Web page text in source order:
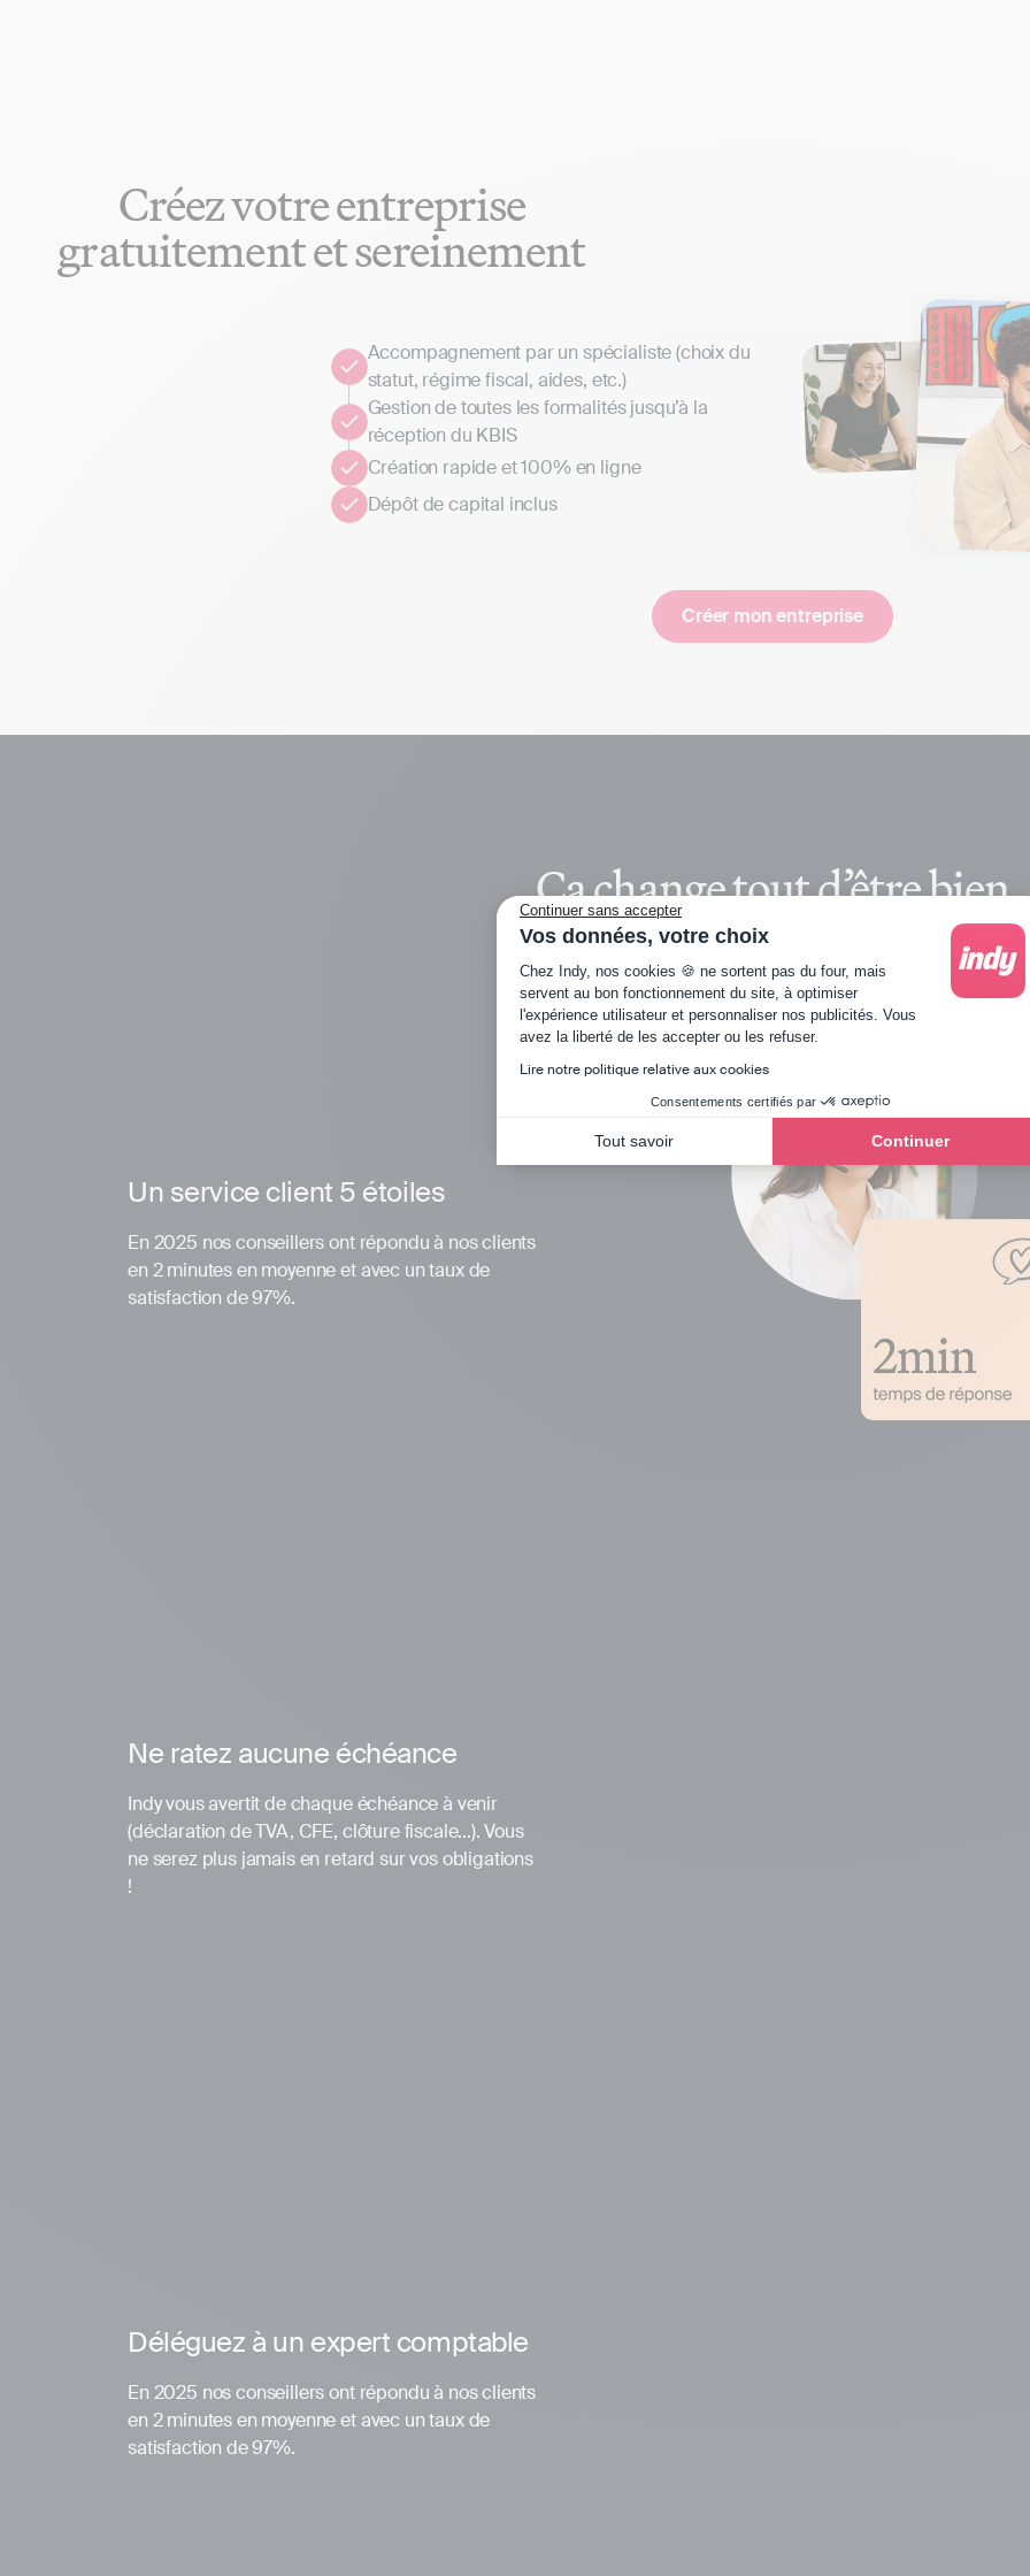
Continuer sans accepter
Vos données, votre choix
Plateforme de Gestion du Consentement :
Chez Indy, nos cookies 🍪 ne sortent pas du four, mais
servent au bon fonctionnement du site, à optimiser
l'expérience utilisateur et personnaliser nos publicités. Vous
avez la liberté de les accepter ou les refuser.
Lire notre politique relative aux cookies
Consentements certifiés par
Tout savoir Continuer
Axeptio consent
Créez votre entreprise
gratuitement et sereinement
Accompagnement par un spécialiste (choix du
statut, régime fiscal, aides, etc.)
Gestion de toutes les formalités jusqu’à la
réception du KBIS
Création rapide et 100% en ligne
Dépôt de capital inclus
Créer mon entreprise
Ça change tout d’être bien
accompagné
Un service client 5 étoiles
En 2025 nos conseillers ont répondu à nos clients
en 2 minutes en moyenne et avec un taux de
satisfaction de 97%.
Ne ratez aucune échéance
Indy vous avertit de chaque échéance à venir
(déclaration de TVA, CFE, clôture fiscale...). Vous
ne serez plus jamais en retard sur vos obligations
!
Déléguez à un expert comptable
En 2025 nos conseillers ont répondu à nos clients
en 2 minutes en moyenne et avec un taux de
satisfaction de 97%.